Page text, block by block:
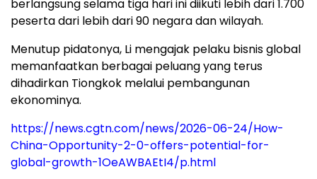
berlangsung selama tiga hari ini diikuti lebih dari 1.700
peserta dari lebih dari 90 negara dan wilayah.
Menutup pidatonya, Li mengajak pelaku bisnis global
memanfaatkan berbagai peluang yang terus
dihadirkan Tiongkok melalui pembangunan
ekonominya.
https://news.cgtn.com/news/2026-06-24/How-
China-Opportunity-2-0-offers-potential-for-
global-growth-1OeAWBAEtI4/p.html